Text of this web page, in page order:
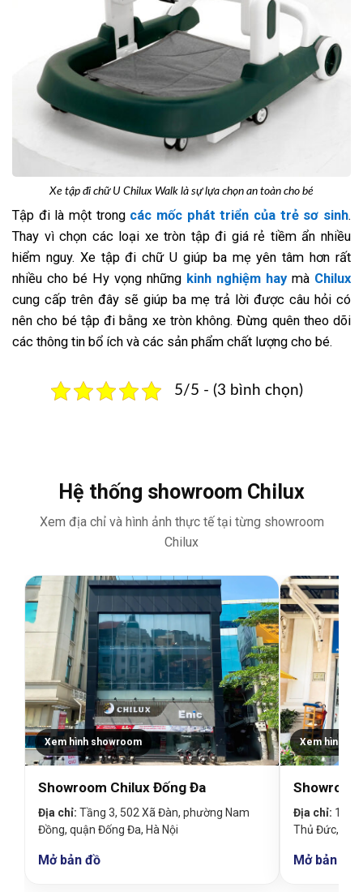
Xe tập đi chữ U Chilux Walk là sự lựa chọn an toàn cho bé
Tập đi là một trong các mốc phát triển của trẻ sơ sinh.
Thay vì chọn các loại xe tròn tập đi giá rẻ tiềm ẩn nhiều
hiểm nguy. Xe tập đi chữ U giúp ba mẹ yên tâm hơn rất
nhiều cho bé Hy vọng những kinh nghiệm hay mà Chilux
cung cấp trên đây sẽ giúp ba mẹ trả lời được câu hỏi có
nên cho bé tập đi bằng xe tròn không. Đừng quên theo dõi
các thông tin bổ ích và các sản phẩm chất lượng cho bé.
5/5 - (3 bình chọn)
Hệ thống showroom Chilux
Xem địa chỉ và hình ảnh thực tế tại từng showroom
Chilux
Xem hình showroom
Showroom Chilux Đống Đa
Địa chỉ: Tầng 3, 502 Xã Đàn, phường Nam
Đồng, quận Đống Đa, Hà Nội
Mở bản đồ
Xem hình
Địa chỉ: 19
Thủ Đức,
Mở bản đồ